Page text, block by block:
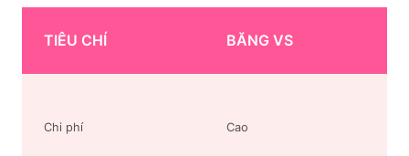
TIÊU CHÍ BĂNG VS
Chi phí Cao